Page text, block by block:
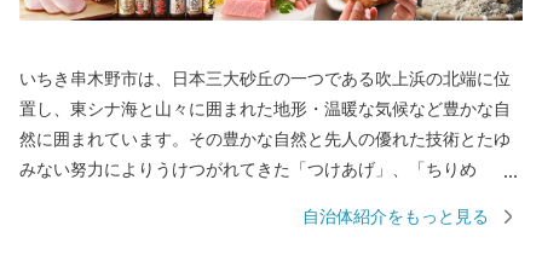
いちき串木野市は、日本三大砂丘の一つである吹上浜の北端に位
置し、東シナ海と山々に囲まれた地形・温暖な気候など豊かな自
然に囲まれています。その豊かな自然と先人の優れた技術とたゆ
みない努力によりうけつがれてきた「つけあげ」、「ちりめ
などの特産品に恵まれ、「食」の豊かなまちとして発展してきて
自治体紹介をもっと見る